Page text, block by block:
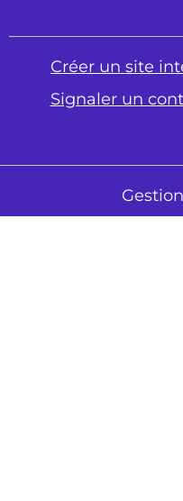
Créer un site
Signaler un